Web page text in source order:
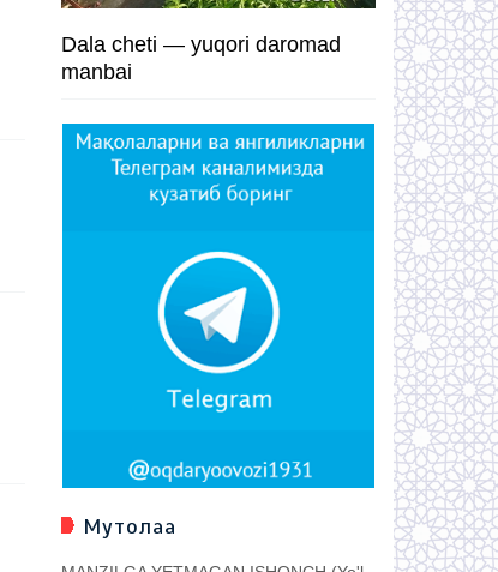
Dala cheti — yuqori daromad
manbai
Мутолаа